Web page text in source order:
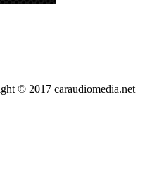
© 2017 caraudiomedia.net